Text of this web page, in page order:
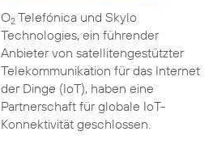
O2Telefónica und Skylo
Technologies, ein führender
Anbieter von satellitengestützter
Telekommunikation für das Internet
der Dinge (IoT), haben eine
Partnerschaft für globale IoT-
Konnektivität geschlossen.